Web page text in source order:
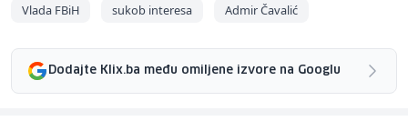
Vlada FBiH sukob interesa Admir Čavalić
Dodajte Klix.ba među omiljene izvore na Googlu